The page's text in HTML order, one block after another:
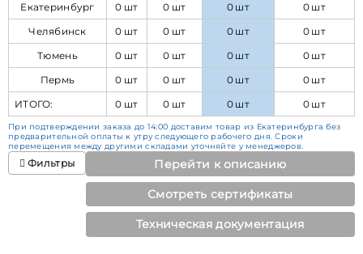
Екатеринбург
0 шт 0 шт 0 шт
0 шт
Челябинск
0 шт 0 шт 0 шт
0 шт
Тюмень
0 шт 0 шт 0 шт
0 шт
Пермь
0 шт 0 шт 0 шт
0 шт
ИТОГО:
0 шт 0 шт 0 шт 0 шт
При подтверждении заказа до 14:00 доставим товар из Екатеринбурга без
предварительной оплаты к утру следующего рабочего дня. Сроки
перемещения между другими складами уточняйте у менеджеров.
Фильтры Перейти к описанию
Смотреть сертификаты
Техническая документация